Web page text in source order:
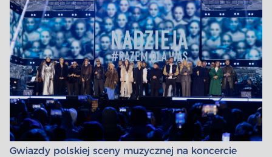
Gwiazdy polskiej sceny muzycznej na koncercie